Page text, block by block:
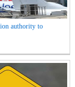
authority to